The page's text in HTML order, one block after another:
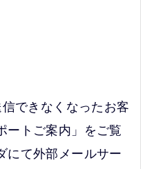
できなくなったお客
ートご案内」をご覧
にて外部メールサー